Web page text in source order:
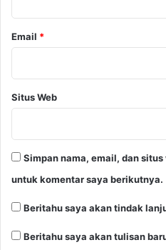
Email *
Situs Web
Simpan nama, email, dan
untuk komentar saya berikutnya.
Beritahu saya akan tindak
Beritahu saya akan tulisan